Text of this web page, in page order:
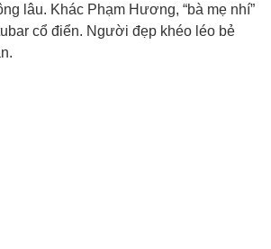
lâu. Khác Phạm Hương, “bà mẹ nhí”
cổ điển. Người đẹp khéo léo bẻ